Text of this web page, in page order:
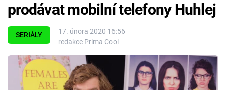
Témata
Filmy
SERIÁLY
17. února 2020 16:56
redakce Prima Cool
prodávat mobilní telefony Huhlej